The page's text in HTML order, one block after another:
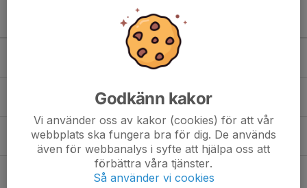
Kommande aktiviteter
Träning minisar, 4-5 år
Träning minisar, 4-5 år
Siljansvallen
Tis 25/8
17:00-17:45
Träning minisar, 4-5 år
Siljansvallen
Träning minisar, 4-5 år
Siljansvallen
Godkänn kakor
Vi använder oss av kakor (cookies) för att vår
webbplats ska fungera bra för dig. De används
även för webbanalys i syfte att hjälpa oss att
förbättra våra tjänster.
Så använder vi cookies